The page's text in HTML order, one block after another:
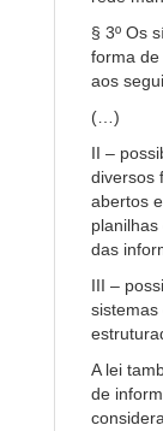
§ 3º Os
forma de
aos
(…)
II –
diversos
abertos
das
III –
sistemas
A lei
de